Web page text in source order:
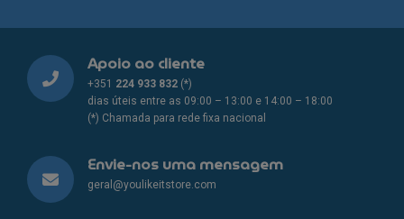
Apoio ao cliente
+351 224 933 832 (*)
dias úteis entre as 09:00 – 13:00 e 14:00 – 18:00
(*) Chamada para rede fixa nacional
Envie-nos uma mensagem
geral@youlikeitstore.com